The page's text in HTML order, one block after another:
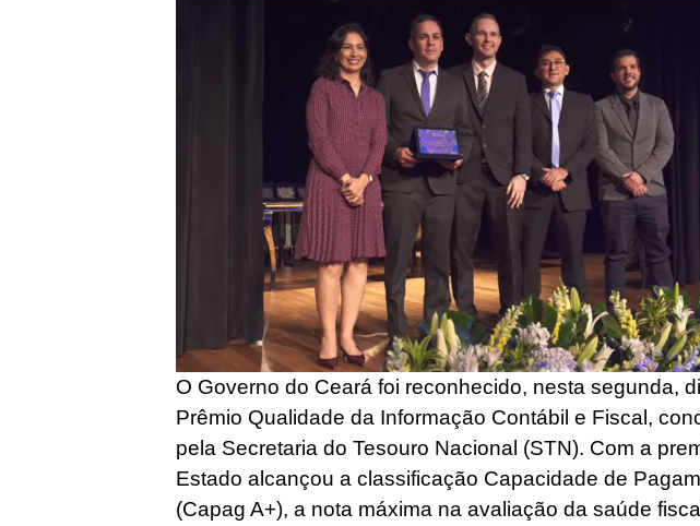
O Governo do Ceará foi reconhecido, nesta segunda,
Prêmio Qualidade da Informação Contábil e Fiscal,
pela Secretaria do Tesouro Nacional (STN). Com a
Estado alcançou a classificação Capacidade de
(Capag A+), a nota máxima na avaliação da saúde